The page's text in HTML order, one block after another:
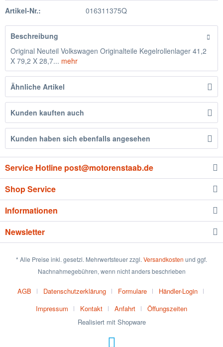
Artikel-Nr.: 016311375Q
Beschreibung
Original Neuteil Volkswagen Originalteile Kegelrollenlager 41,2
X 79,2 X 28,7... mehr
Ähnliche Artikel
Kunden kauften auch
Kunden haben sich ebenfalls angesehen
Service Hotline post@motorenstaab.de
Shop Service
Informationen
Newsletter
* Alle Preise inkl. gesetzl. Mehrwertsteuer zzgl. Versandkosten und ggf.
Nachnahmegebühren, wenn nicht anders beschrieben
AGB Datenschutzerklärung Formulare
Händler-Login
Impressum
Kontakt Anfahrt
Öffungszeiten
Realisiert mit Shopware